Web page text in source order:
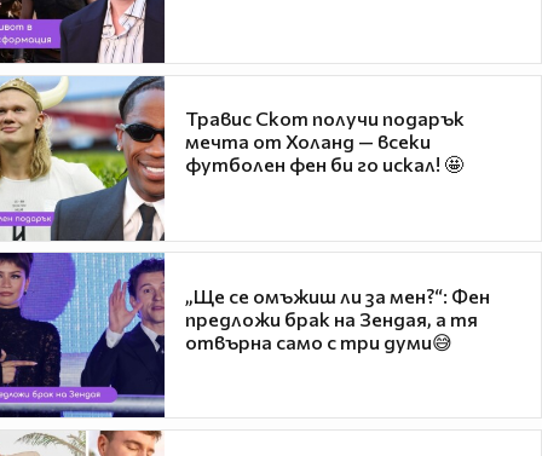
Травис Скот получи подарък
мечта от Холанд — всеки
футболен фен би го искал! 🤩
„Ще се омъжиш ли за мен?“: Фен
предложи брак на Зендая, а тя
отвърна само с три думи😅